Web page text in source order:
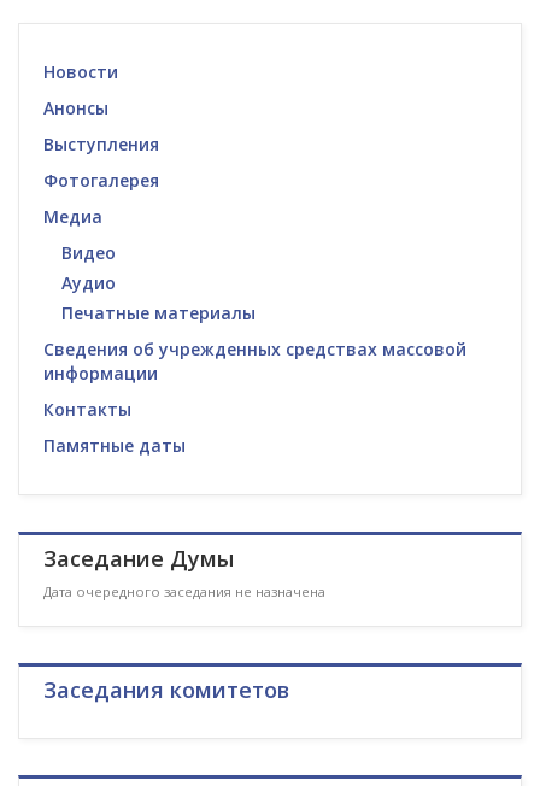
Новости
Анонсы
Выступления
Фотогалерея
Медиа
Видео
Аудио
Печатные материалы
Сведения об учрежденных средствах массовой
информации
Контакты
Памятные даты
Заседание Думы
Дата очередного заседания не назначена
Заседания комитетов